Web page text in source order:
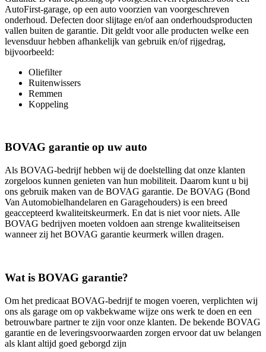
AutoFirst-garage, op een auto voorzien van voorgeschreven
onderhoud. Defecten door slijtage en/of aan onderhoudsproducten
vallen buiten de garantie. Dit geldt voor alle producten welke een
levensduur hebben afhankelijk van gebruik en/of rijgedrag,
bijvoorbeeld:
Oliefilter
Ruitenwissers
Remmen
Koppeling
BOVAG garantie op uw auto
Als BOVAG-bedrijf hebben wij de doelstelling dat onze klanten
zorgeloos kunnen genieten van hun mobiliteit. Daarom kunt u bij
ons gebruik maken van de BOVAG garantie. De BOVAG (Bond
Van Automobielhandelaren en Garagehouders) is een breed
geaccepteerd kwaliteitskeurmerk. En dat is niet voor niets. Alle
BOVAG bedrijven moeten voldoen aan strenge kwaliteitseisen
wanneer zij het BOVAG garantie keurmerk willen dragen.
Wat is BOVAG garantie?
Om het predicaat BOVAG-bedrijf te mogen voeren, verplichten wij
ons als garage om op vakbekwame wijze ons werk te doen en een
betrouwbare partner te zijn voor onze klanten. De bekende BOVAG
garantie en de leveringsvoorwaarden zorgen ervoor dat uw belangen
als klant altijd goed geborgd zijn